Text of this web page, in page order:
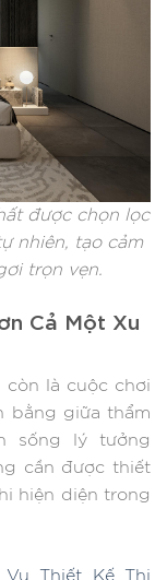
được chọn lọc
nhiên, tạo cảm
trọn vẹn.
Cả Một Xu
còn là cuộc chơi
bằng giữa thẩm
sống lý tưởng
cần được thiết
hiện diện trong
Thiết Kế Thi